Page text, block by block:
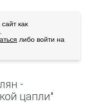
как
либо войти на
-
цапли"